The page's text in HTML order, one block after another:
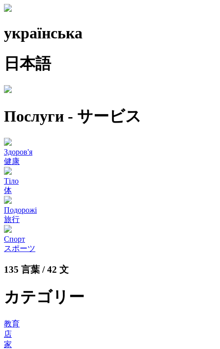
українська
日本語
Послуги - サービス
Здоров'я
健康
Тіло
体
Подорожі
旅行
Спорт
スポーツ
135 言葉 / 42 文
カテゴリー
教育
店
家